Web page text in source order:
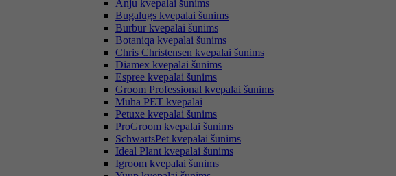
Anju kvepalai šunims
Bugalugs kvepalai šunims
Burbur kvepalai šunims
Botaniqa kvepalai šunims
Chris Christensen kvepalai šunims
Diamex kvepalai šunims
Espree kvepalai šunims
Groom Professional kvepalai šunims
Muha PET kvepalai
Petuxe kvepalai šunims
ProGroom kvepalai šunims
SchwartsPet kvepalai šunims
Ideal Plant kvepalai šunims
Igroom kvepalai šunims